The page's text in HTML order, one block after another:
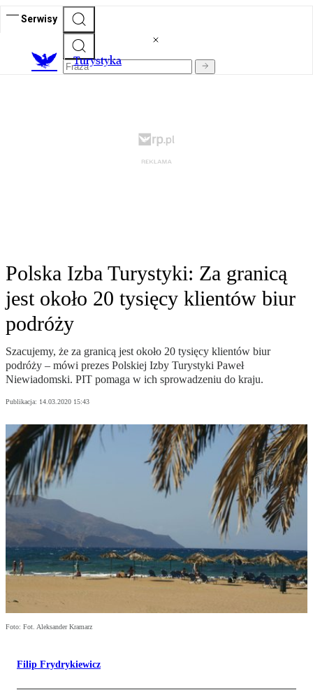
Serwisy
Turystyka
Polska Izba Turystyki: Za granicą
jest około 20 tysięcy klientów biur
podróży
Szacujemy, że za granicą jest około 20 tysięcy klientów biur
podróży – mówi prezes Polskiej Izby Turystyki Paweł
Niewiadomski. PIT pomaga w ich sprowadzeniu do kraju.
Publikacja: 14.03.2020 15:43
Foto: Fot. Aleksander Kramarz
Filip Frydrykiewicz